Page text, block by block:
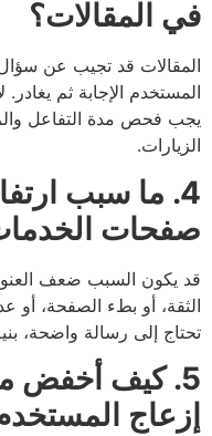
في المقالات؟
المقالات قد تجيب عن
المستخدم الإجابة ثم
يجب فحص مدة التفاعل
الزيارات.
4. ما سبب
صفحات
قد يكون السبب ضعف
الثقة، أو بطء الصفحة، أو
تحتاج إلى رسالة واضحة،
5. كيف أخفض
إزعاج